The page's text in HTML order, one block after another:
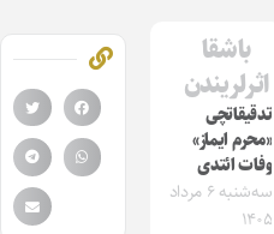
باشقا
اثرلریندن
تدقیقاتچی
«محرم ایماز»
وفات ائتدی
سه‌شنبه ۶ مرداد
۱۴۰۵